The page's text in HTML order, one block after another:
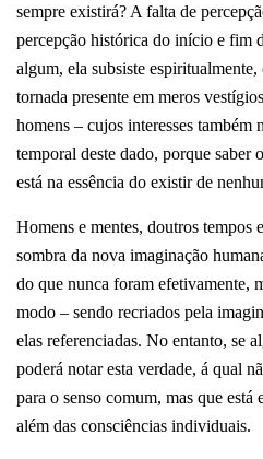
sempre existirá? A falta de
percepção histórica do início e fim
algum, ela subsiste
tornada presente em meros
homens – cujos interesses também
temporal deste dado, porque
está na essência do existir de
Homens e mentes, doutros tempos
sombra da nova imaginação
do que nunca foram efetivamente,
modo – sendo recriados pela
elas referenciadas. No entanto, se
poderá notar esta verdade, á qual
para o senso comum, mas que
além das consciências individuais.